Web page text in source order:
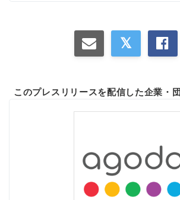
このプレスリリースを配信した企業・